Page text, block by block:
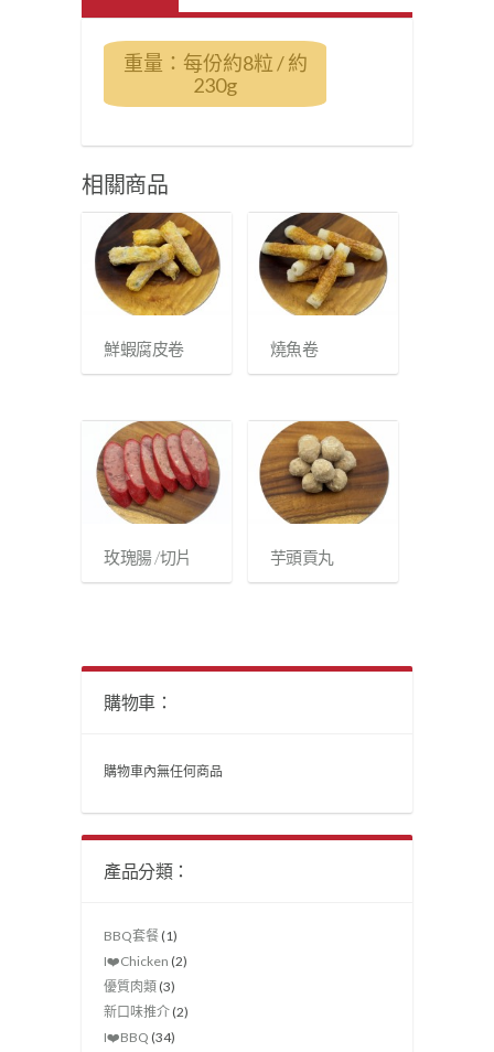
重量：每份約8粒 / 約
230g
相關商品
鮮蝦腐皮卷 燒魚卷
玫瑰腸 /切片 芋頭貢丸
購物車：
購物車內無任何商品
產品分類：
BBQ套餐 (1)
I❤️Chicken (2)
優質肉類 (3)
新口味推介 (2)
I❤️‍BBQ (34)